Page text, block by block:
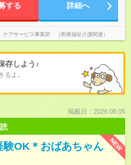
する 詳細へ
アサービス事業部 （医療福祉介護関連）
存しよう♪
るよ。
掲載日：2026.08.05
NEW
OK＊おばあちゃん